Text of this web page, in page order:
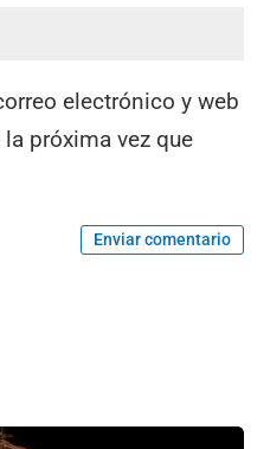
electrónico y web
próxima vez que
Enviar comentario